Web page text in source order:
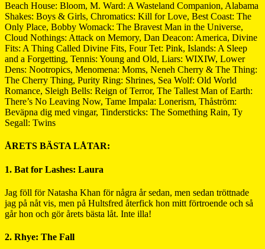
Beach House: Bloom, M. Ward: A Wasteland Companion, Alabama
Shakes: Boys & Girls, Chromatics: Kill for Love, Best Coast: The
Only Place, Bobby Womack: The Bravest Man in the Universe,
Cloud Nothings: Attack on Memory, Dan Deacon: America, Divine
Fits: A Thing Called Divine Fits, Four Tet: Pink, Islands: A Sleep
and a Forgetting, Tennis: Young and Old, Liars: WIXIW, Lower
Dens: Nootropics, Menomena: Moms, Neneh Cherry & The Thing:
The Cherry Thing, Purity Ring: Shrines, Sea Wolf: Old World
Romance, Sleigh Bells: Reign of Terror, The Tallest Man of Earth:
There’s No Leaving Now, Tame Impala: Lonerism, Thåström:
Beväpna dig med vingar, Tindersticks: The Something Rain, Ty
Segall: Twins
ÅRETS BÄSTA LÅTAR:
1. Bat for Lashes: Laura
Jag föll för Natasha Khan för några år sedan, men sedan tröttnade
jag på nåt vis, men på Hultsfred återfick hon mitt förtroende och så
går hon och gör årets bästa låt. Inte illa!
2. Rhye: The Fall